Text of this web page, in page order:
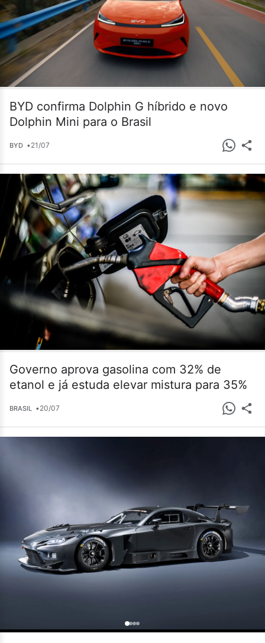
BYD confirma Dolphin G híbrido e novo
Dolphin Mini para o Brasil
BYD •21/07
Governo aprova gasolina com 32% de
etanol e já estuda elevar mistura para 35%
BRASIL •20/07